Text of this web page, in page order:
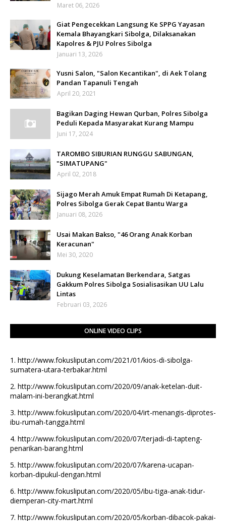
Maret 06, 2026
Giat Pengecekkan Langsung Ke SPPG Yayasan
Kemala Bhayangkari Sibolga, Dilaksanakan
Kapolres & PJU Polres Sibolga
Januari 13, 2026
Yusni Salon, "Salon Kecantikan", di Aek Tolang
Pandan Tapanuli Tengah
April 20, 2021
Bagikan Daging Hewan Qurban, Polres Sibolga
Peduli Kepada Masyarakat Kurang Mampu
Juni 17, 2024
TAROMBO SIBURIAN RUNGGU SABUNGAN,
"SIMATUPANG"
April 02, 2018
Sijago Merah Amuk Empat Rumah Di Ketapang,
Polres Sibolga Gerak Cepat Bantu Warga
Januari 08, 2026
Usai Makan Bakso, "46 Orang Anak Korban
Keracunan"
Mei 30, 2020
Dukung Keselamatan Berkendara, Satgas
Gakkum Polres Sibolga Sosialisasikan UU Lalu
Lintas
Februari 03, 2026
ONLINE VIDEO CLIPS
1. http://www.fokusliputan.com/2021/01/kios-di-sibolga-
sumatera-utara-terbakar.html
2. http://www.fokusliputan.com/2020/09/anak-ketelan-duit-
malam-ini-berangkat.html
3. http://www.fokusliputan.com/2020/04/irt-menangis-diprotes-
ibu-rumah-tangga.html
4. http://www.fokusliputan.com/2020/07/terjadi-di-tapteng-
penarikan-barang.html
5. http://www.fokusliputan.com/2020/07/karena-ucapan-
korban-dipukul-dengan.html
6. http://www.fokusliputan.com/2020/05/ibu-tiga-anak-tidur-
diemperan-city-mart.html
7. http://www.fokusliputan.com/2020/05/korban-dibacok-pakai-